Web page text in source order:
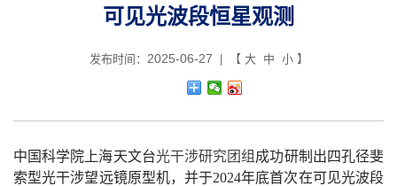
可见光波段恒星观测
发布时间： 2025-06-27 | 【 大 中 小】
中国科学院上海天文台光干涉研究团组 成功研制出四孔径斐
索型光干涉望远镜原型机，并于2024年底首次在可见光波段